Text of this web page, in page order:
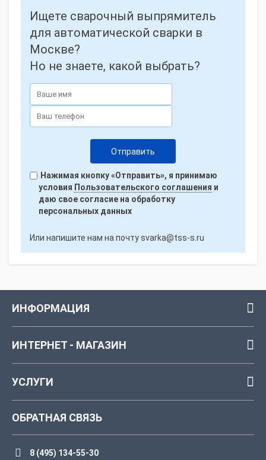
Ищете сварочный выпрямитель
для автоматической сварки в
Москве?
Но не знаете, какой выбрать?
Нажимая кнопку «Отправить», я принимаю
условия Пользовательского соглашения и
даю свое согласие на обработку
персональных данных
Или напишите нам на почтуsvarka@tss-s.ru
ИНФОРМАЦИЯ
ИНТЕРНЕТ - МАГАЗИН
УСЛУГИ
ОБРАТНАЯ СВЯЗЬ
8 (495) 134-55-30